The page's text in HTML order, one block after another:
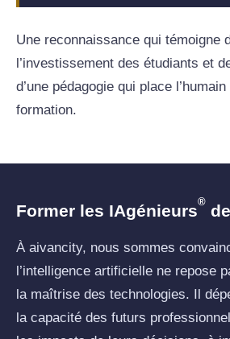
Une reconnaissance qui témoigne
l’investissement des étudiants et
d’une pédagogie qui place
formation.
Former les IAgénieurs®
À aivancity, nous sommes
l’intelligence artificielle ne repose
la maîtrise des technologies. Il
la capacité des futurs